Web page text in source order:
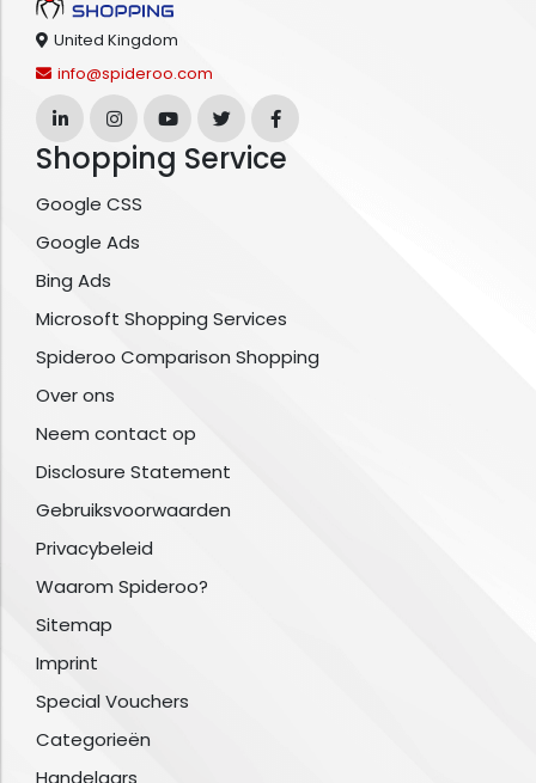
United Kingdom
info@spideroo.com
Shopping Service
Google CSS
Google Ads
Bing Ads
Microsoft Shopping Services
Spideroo Comparison Shopping
Over ons
Neem contact op
Disclosure Statement
Gebruiksvoorwaarden
Privacybeleid
Waarom Spideroo?
Sitemap
Imprint
Special Vouchers
Categorieën
Handelaars